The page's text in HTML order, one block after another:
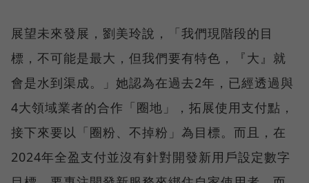
展望未來發展，劉美玲說，「我們現階段的目
標，不可能是最大，但我們要有特色，『大』就
會是水到渠成。」她認為在過去2年，已經透過與
4大領域業者的合作「圈地」，拓展使用支付點，
接下來要以「圈粉、不掉粉」為目標。而且，在
2024年全盈支付並沒有針對開發新用戶設定數字